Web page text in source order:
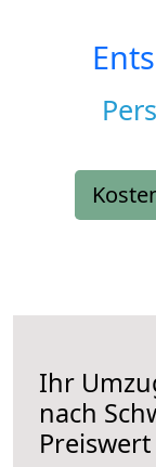
Ihr
nach
Preiswert